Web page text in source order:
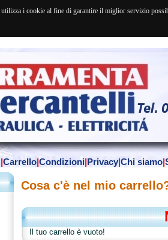
i cookie al fine di garantire il miglior servizio
|Carrello|Condizioni|Privacy|Chi siamo|
Cosa c'è nel mio
Il tuo carrello è vuoto!